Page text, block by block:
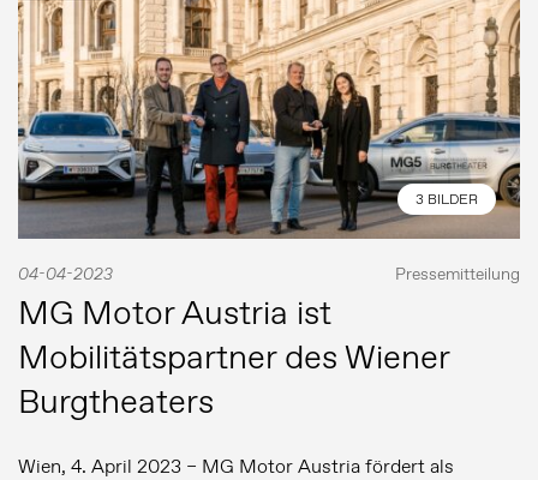
Bildergalerie
MG Motor
3 BILDER
04-04-2023 Pressemitteilung
MG Motor Austria ist
Mobilitätspartner des Wiener
Burgtheaters
Wien, 4. April 2023 – MG Motor Austria fördert als